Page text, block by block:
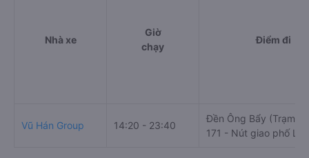
Nhà xe
Giờ
chạy
Điểm đi
Vũ Hán Group 14:20 - 23:40
Đền Ông Bẩy (Trạm
171 - Nút giao phố Lu)